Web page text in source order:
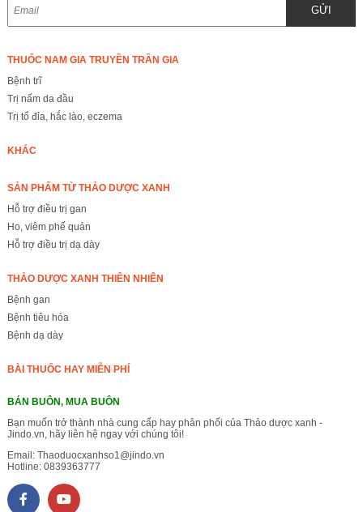
GỬI
THUỐC NAM GIA TRUYỀN TRẦN GIA
Bệnh trĩ
Trị nấm da đầu
Trị tổ đỉa, hắc lào, eczema
KHÁC
SẢN PHẨM TỪ THẢO DƯỢC XANH
Hỗ trợ điều trị gan
Ho, viêm phế quản
Hỗ trợ điều trị dạ dày
THẢO DƯỢC XANH THIÊN NHIÊN
Bệnh gan
Bệnh tiêu hóa
Bệnh dạ dày
BÀI THUỐC HAY MIỄN PHÍ
BÁN BUÔN, MUA BUÔN
Bạn muốn trở thành nhà cung cấp hay phân phối của Thảo dược xanh -
Jindo.vn, hãy liên hệ ngay với chúng tôi!
Email: Thaoduocxanhso1@jindo.vn
Hotline: 0839363777